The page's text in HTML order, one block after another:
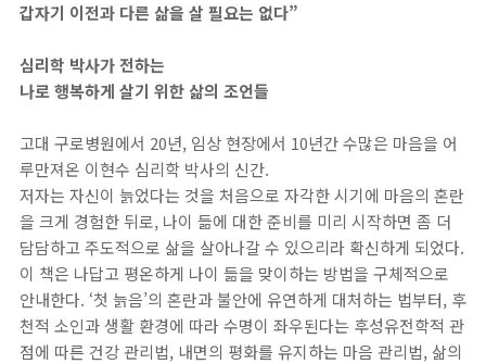
갑자기 이전과 다른 삶을 살 필요는 없다”
심리학 박사가 전하는
나로 행복하게 살기 위한 삶의 조언들
고대 구로병원에서 20년, 임상 현장에서 10년간 수많은 마음을 어
루만져온 이현수 심리학 박사의 신간.
저자는 자신이 늙었다는 것을 처음으로 자각한 시기에 마음의 혼란
을 크게 경험한 뒤로, 나이 듦에 대한 준비를 미리 시작하면 좀 더
담담하고 주도적으로 삶을 살아나갈 수 있으리라 확신하게 되었다.
이 책은 나답고 평온하게 나이 듦을 맞이하는 방법을 구체적으로
안내한다. ‘첫 늙음’의 혼란과 불안에 유연하게 대처하는 법부터, 후
천적 소인과 생활 환경에 따라 수명이 좌우된다는 후성유전학적 관
점에 따른 건강 관리법, 내면의 평화를 유지하는 마음 관리법, 삶의